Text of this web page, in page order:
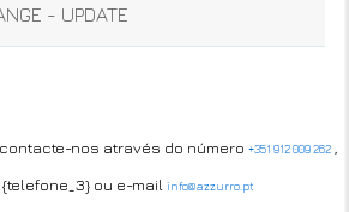
- UPDATE
nos através do número +351 912 009 262,
ou e-mail info@azzurro.pt